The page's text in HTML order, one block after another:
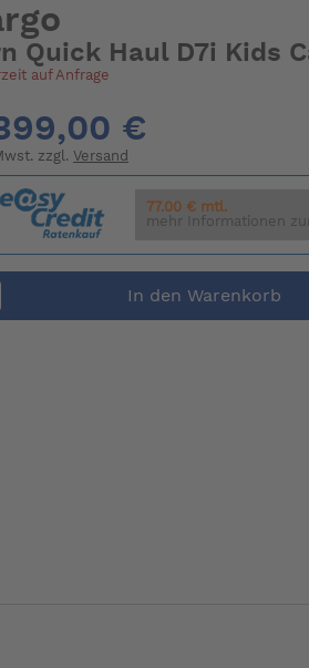
Quick Haul D7i Kids
auf Anfrage
€
zzgl. Versand
77.00 € mtl.
mehr Informationen
In den Warenkorb